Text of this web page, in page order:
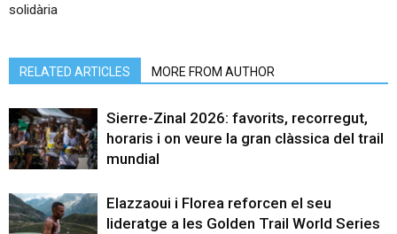
solidària
RELATED ARTICLES MORE FROM AUTHOR
Sierre-Zinal 2026: favorits, recorregut,
horaris i on veure la gran clàssica del trail
mundial
Elazzaoui i Florea reforcen el seu
lideratge a les Golden Trail World Series